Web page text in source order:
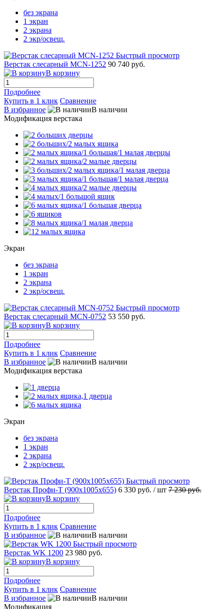
без экрана
1 экран
2 экрана
2 экр/освещ.
Быстрый просмотр
Верстак слесарный MCN-1252 90 740 руб.
В корзину
Подробнее
Купить в 1 клик Сравнение
В избранное
В наличии
Модификация верстака
Экран
без экрана
1 экран
2 экрана
2 экр/освещ.
Быстрый просмотр
Верстак слесарный MCN-0752 53 550 руб.
В корзину
Подробнее
Купить в 1 клик Сравнение
В избранное
В наличии
Модификация верстака
Экран
без экрана
1 экран
2 экрана
2 экр/освещ.
Быстрый просмотр
Верстак Профи-Т (900x1005x655) 6 330 руб. / шт 7 230 руб.
В корзину
Подробнее
Купить в 1 клик Сравнение
В избранное
В наличии
Быстрый просмотр
Верстак WK 1200 23 980 руб.
В корзину
Подробнее
Купить в 1 клик Сравнение
В избранное
В наличии
Модификация